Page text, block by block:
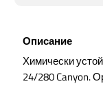
Описание
Химически
24/280 Canyon.